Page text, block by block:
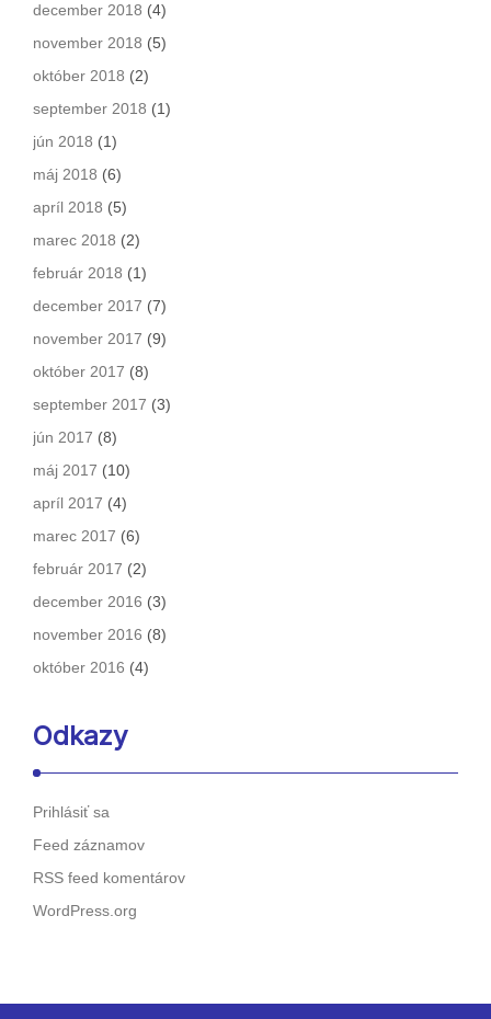
december 2018 (4)
november 2018 (5)
október 2018 (2)
september 2018 (1)
jún 2018 (1)
máj 2018 (6)
apríl 2018 (5)
marec 2018 (2)
február 2018 (1)
december 2017 (7)
november 2017 (9)
október 2017 (8)
september 2017 (3)
jún 2017 (8)
máj 2017 (10)
apríl 2017 (4)
marec 2017 (6)
február 2017 (2)
december 2016 (3)
november 2016 (8)
október 2016 (4)
Odkazy
Prihlásiť sa
Feed záznamov
RSS feed komentárov
WordPress.org